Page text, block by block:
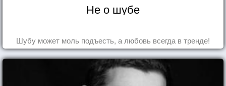
Не о шубе
Шубу может моль подъесть, а любовь всегда в тренде!